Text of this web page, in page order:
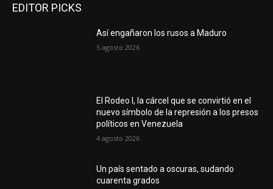
EDITOR PICKS
Así engañaron los rusos a Maduro
5 agosto 2026
El Rodeo I, la cárcel que se convirtió en el
nuevo símbolo de la represión a los presos
políticos en Venezuela
4 agosto 2026
Un país sentado a oscuras, sudando
cuarenta grados